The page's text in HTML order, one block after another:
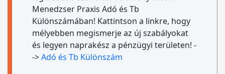
Menedzser Praxis Adó és Tb
Különszámában! Kattintson a linkre, hogy
mélyebben megismerje az új szabályokat
és legyen naprakész a pénzügyi területen! -
->Adó és Tb Különszám